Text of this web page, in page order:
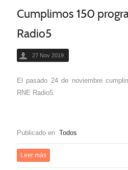
Cumplimos 150
Radio5
27 Nov 2019
El pasado 24 de noviembre
RNE Radio5.
Publicado en Todos
Leer más